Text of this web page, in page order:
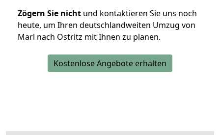
Zögern Sie nicht und kontaktieren Sie uns noch
heute, um Ihren deutschlandweiten Umzug von
Marl nach Ostritz mit Ihnen zu planen.
Kostenlose Angebote erhalten